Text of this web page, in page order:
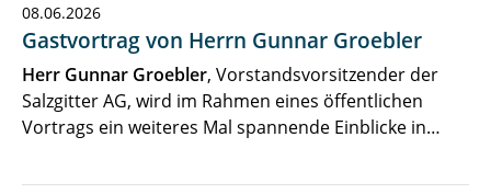
08.06.2026
Gastvortrag von Herrn Gunnar Groebler
Herr Gunnar Groebler, Vorstandsvorsitzender der
Salzgitter AG, wird im Rahmen eines öffentlichen
Vortrags ein weiteres Mal spannende Einblicke in…